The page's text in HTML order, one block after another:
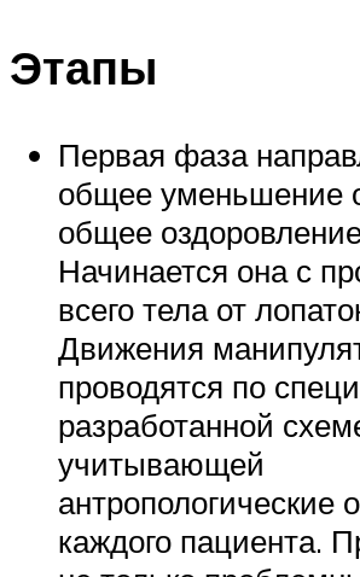
Этапы
Первая фаза
общее уменьшение
общее
Начинается она с
всего тела от
Движения
проводятся по
разработанной
учитывающей
антропологические
каждого пациента.